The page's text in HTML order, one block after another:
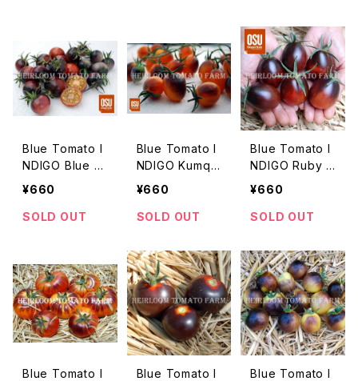
栽培品種
Blue Tomato I
NDIGO Blue B
erries ブルート
ブルー・ベリーズ
¥660
SOLD OUT
Blue Tomato I
NDIGO Kumqu
at F1 ブルートマ
ムクァート・F1＊
品種
¥660
SOLD OUT
Blue Tomato I
NDIGO Ruby F
1 ブルートマト・
ー・F1 ＊登録＆
¥660
SOLD OUT
Blue Tomato I
Blue Tomato I
Blue Tomato I